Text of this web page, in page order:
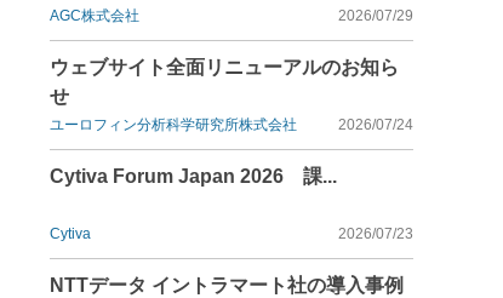
AGC株式会社 2026/07/29
ウェブサイト全面リニューアルのお知ら
せ
ユーロフィン分析科学研究所株式会社 2026/07/24
Cytiva Forum Japan 2026 課...
Cytiva 2026/07/23
NTTデータ イントラマート社の導入事例